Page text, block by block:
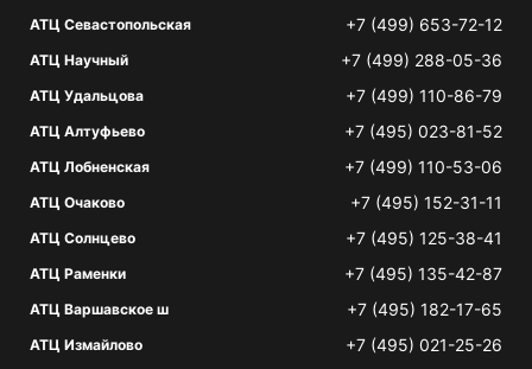
АТЦ Севастопольская +7 (499) 653-72-12
АТЦ Научный +7 (499) 288-05-36
АТЦ Удальцова +7 (499) 110-86-79
АТЦ Алтуфьево +7 (495) 023-81-52
АТЦ Лобненская +7 (499) 110-53-06
АТЦ Очаково +7 (495) 152-31-11
АТЦ Солнцево +7 (495) 125-38-41
АТЦ Раменки +7 (495) 135-42-87
АТЦ Варшавское ш +7 (495) 182-17-65
АТЦ Измайлово +7 (495) 021-25-26